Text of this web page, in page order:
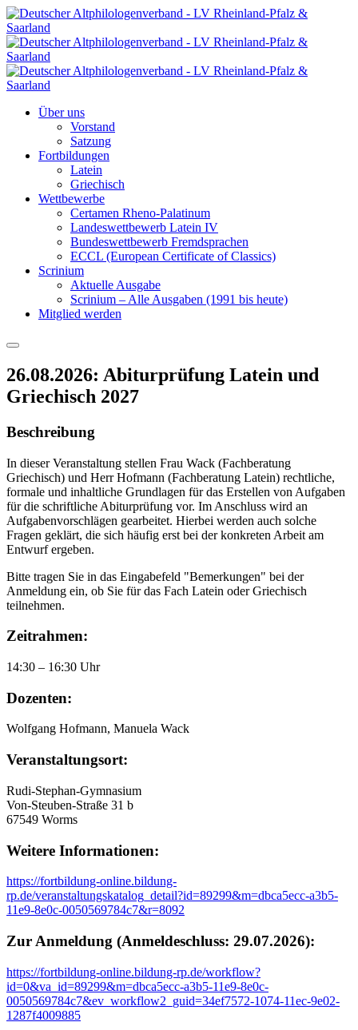
Über uns
Vorstand
Satzung
Fortbildungen
Latein
Griechisch
Wettbewerbe
Certamen Rheno-Palatinum
Landeswettbewerb Latein IV
Bundeswettbewerb Fremdsprachen
ECCL (European Certificate of Classics)
Scrinium
Aktuelle Ausgabe
Scrinium – Alle Ausgaben (1991 bis heute)
Mitglied werden
26.08.2026: Abiturprüfung Latein und
Griechisch 2027
Beschreibung
In dieser Veranstaltung stellen Frau Wack (Fachberatung
Griechisch) und Herr Hofmann (Fachberatung Latein) rechtliche,
formale und inhaltliche Grundlagen für das Erstellen von Aufgaben
für die schriftliche Abiturprüfung vor. Im Anschluss wird an
Aufgabenvorschlägen gearbeitet. Hierbei werden auch solche
Fragen geklärt, die sich häufig erst bei der konkreten Arbeit am
Entwurf ergeben.
Bitte tragen Sie in das Eingabefeld "Bemerkungen" bei der
Anmeldung ein, ob Sie für das Fach Latein oder Griechisch
teilnehmen.
Zeitrahmen:
14:30 – 16:30 Uhr
Dozenten:
Wolfgang Hofmann, Manuela Wack
Veranstaltungsort:
Rudi-Stephan-Gymnasium
Von-Steuben-Straße 31 b
67549 Worms
Weitere Informationen:
https://fortbildung-online.bildung-
rp.de/veranstaltungskatalog_detail?id=89299&m=dbca5ecc-a3b5-
11e9-8e0c-0050569784c7&r=8092
Zur Anmeldung (Anmeldeschluss: 29.07.2026):
https://fortbildung-online.bildung-rp.de/workflow?
id=0&va_id=89299&m=dbca5ecc-a3b5-11e9-8e0c-
0050569784c7&ev_workflow2_guid=34ef7572-1074-11ec-9e02-
1287f4009885